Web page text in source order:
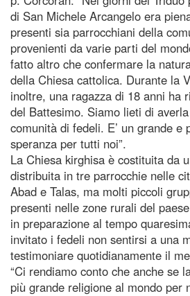
di San Michele Arcangelo era
presenti sia parrocchiani della
provenienti da varie parti del
fatto altro che confermare la
della Chiesa cattolica. Durante la
inoltre, una ragazza di 18 anni ha
del Battesimo. Siamo lieti di
comunità di fedeli. E’ un grande e
speranza per tutti noi”.
La Chiesa kirghisa è costituita da
distribuita in tre parrocchie nelle
Abad e Talas, ma molti piccoli
presenti nelle zone rurali del
in preparazione al tempo
invitato i fedeli non sentirsi a una
testimoniare quotidianamente il
“Ci rendiamo conto che anche se
più grande religione al mondo per